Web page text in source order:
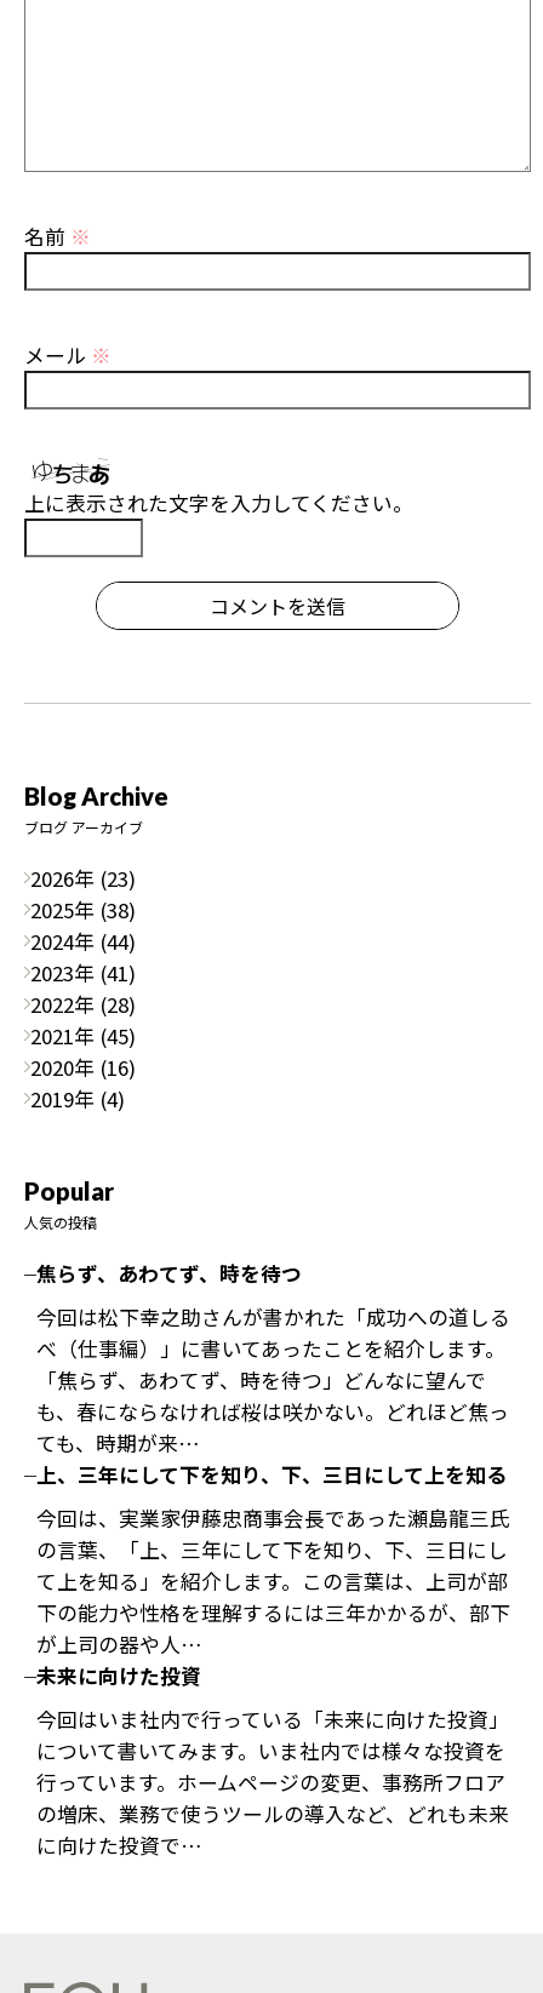
名前 ※
メール ※
上に表示された文字を入力してください。
コメントを送信
Blog Archive
ブログ アーカイブ
2026年 (23)
2025年 (38)
2024年 (44)
2023年 (41)
2022年 (28)
2021年 (45)
2020年 (16)
2019年 (4)
Popular
人気の投稿
焦らず、あわてず、時を待つ
今回は松下幸之助さんが書かれた「成功への道しる
べ（仕事編）」に書いてあったことを紹介します。
「焦らず、あわてず、時を待つ」どんなに望んで
も、春にならなければ桜は咲かない。どれほど焦っ
ても、時期が来…
上、三年にして下を知り、下、三日にして上を知る
今回は、実業家伊藤忠商事会長であった瀬島龍三氏
の言葉、「上、三年にして下を知り、下、三日にし
て上を知る」を紹介します。この言葉は、上司が部
下の能力や性格を理解するには三年かかるが、部下
が上司の器や人…
未来に向けた投資
今回はいま社内で行っている「未来に向けた投資」
について書いてみます。いま社内では様々な投資を
行っています。ホームページの変更、事務所フロア
の増床、業務で使うツールの導入など、どれも未来
に向けた投資で…